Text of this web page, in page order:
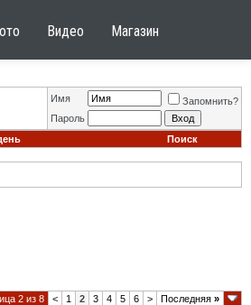
Видео Магазин
Имя
Запомнить?
Пароль
Поиск
2 из 8 < 1 2 3 4 5 6 > Последняя »